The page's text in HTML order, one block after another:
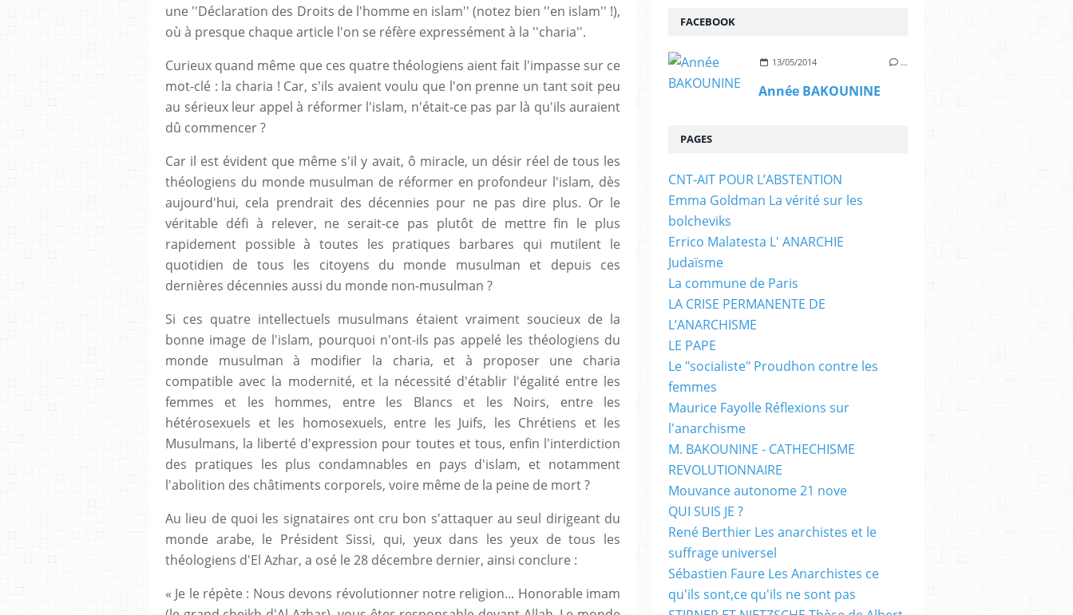
une ''Déclaration des Droits de l'homme en islam'' (notez bien ''en islam'' !),
où à presque chaque article l'on se réfère expressément à la ''charia''.
Curieux quand même que ces quatre théologiens aient fait l'impasse sur ce
mot-clé : la charia ! Car, s'ils avaient voulu que l'on prenne un tant soit peu
au sérieux leur appel à réformer l'islam, n'était-ce pas par là qu'ils auraient
dû commencer ?
Car il est évident que même s'il y avait, ô miracle, un désir réel de tous les
théologiens du monde musulman de réformer en profondeur l'islam, dès
aujourd'hui, cela prendrait des décennies pour ne pas dire plus. Or le
véritable défi à relever, ne serait-ce pas plutôt de mettre fin le plus
rapidement possible à toutes les pratiques barbares qui mutilent le
quotidien de tous les citoyens du monde musulman et depuis ces
dernières décennies aussi du monde non-musulman ?
Si ces quatre intellectuels musulmans étaient vraiment soucieux de la
bonne image de l'islam, pourquoi n'ont-ils pas appelé les théologiens du
monde musulman à modifier la charia, et à proposer une charia
compatible avec la modernité, et la nécessité d'établir l'égalité entre les
femmes et les hommes, entre les Blancs et les Noirs, entre les
hétérosexuels et les homosexuels, entre les Juifs, les Chrétiens et les
Musulmans, la liberté d'expression pour toutes et tous, enfin l'interdiction
des pratiques les plus condamnables en pays d'islam, et notamment
l'abolition des châtiments corporels, voire même de la peine de mort ?
Au lieu de quoi les signataires ont cru bon s'attaquer au seul dirigeant du
monde arabe, le Président Sissi, qui, yeux dans les yeux de tous les
théologiens d'El Azhar, a osé le 28 décembre dernier, ainsi conclure :
« Je le répète : Nous devons révolutionner notre religion... Honorable imam
FACEBOOK
13/05/2014 …
Année BAKOUNINE
PAGES
CNT-AIT POUR L’ABSTENTION
Emma Goldman La vérité sur les
bolcheviks
Errico Malatesta L' ANARCHIE
Judaïsme
La commune de Paris
LA CRISE PERMANENTE DE
L’ANARCHISME
LE PAPE
Le "socialiste" Proudhon contre les
femmes
Maurice Fayolle Réflexions sur
l'anarchisme
M. BAKOUNINE - CATHECHISME
REVOLUTIONNAIRE
Mouvance autonome 21 nove
QUI SUIS JE ?
René Berthier Les anarchistes et le
suffrage universel
Sébastien Faure Les Anarchistes ce
qu'ils sont,ce qu'ils ne sont pas